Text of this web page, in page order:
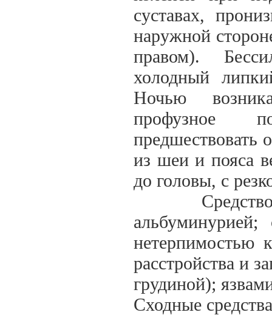
суставах,
наружной
правом).
холодный
Ночью
профузное
предшествовать
из шеи и пояса
до головы, с
Средство
альбуминурией;
нетерпимостью
расстройства и
грудиной);
Сходные